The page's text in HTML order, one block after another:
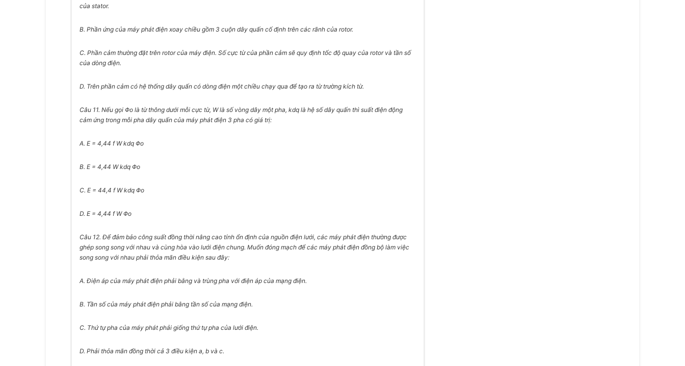
của stator.
B. Phần ứng của máy phát điện xoay chiều gồm 3 cuộn dây quấn cố định trên các rãnh của rotor.
C. Phần cảm thường đặt trên rotor của máy điện. Số cực từ của phần cảm sẽ quy định tốc độ quay của rotor và tần số
của dòng điện.
D. Trên phần cảm có hệ thống dây quấn có dòng điện một chiều chạy qua để tạo ra từ trường kích từ.
Câu 11. Nếu gọi Φo là từ thông dưới mỗi cực từ, W là số vòng dây một pha, kdq là hệ số dây quấn thì suất điện động
cảm ứng trong mỗi pha dây quấn của máy phát điện 3 pha có giá trị:
A. E = 4,44 f W kdq Φo
B. E = 4,44 W kdq Φo
C. E = 44,4 f W kdq Φo
D. E = 4,44 f W Φo
Câu 12. Để đảm bảo công suất đồng thời nâng cao tính ổn định của nguồn điện lưới, các máy phát điện thường được
ghép song song với nhau và cùng hòa vào lưới điện chung. Muốn đóng mạch để các máy phát điện đồng bộ làm việc
song song với nhau phải thỏa mãn điều kiện sau đây:
A. Điện áp của máy phát điện phải bằng và trùng pha với điện áp của mạng điện.
B. Tần số của máy phát điện phải bằng tần số của mạng điện.
C. Thứ tự pha của máy phát phải giống thứ tự pha của lưới điện.
D. Phải thỏa mãn đồng thời cả 3 điều kiện a, b và c.